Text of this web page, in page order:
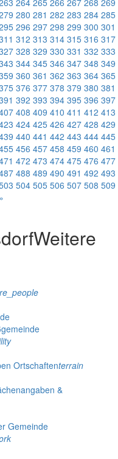
264 265 266 267 268 269
280 281 282 283 284 285
296 297 298 299 300 301
312 313 314 315 316 317
328 329 330 331 332 333
344 345 346 347 348 349
360 361 362 363 364 365
376 377 378 379 380 381
392 393 394 395 396 397
408 409 410 411 412 413
424 425 426 427 428 429
440 441 442 443 444 445
456 457 458 459 460 461
472 473 474 475 476 477
488 489 490 491 492 493
504 505 506 507 508 509
»
Weitere
Ortschaftenterrain
&
Gemeinde